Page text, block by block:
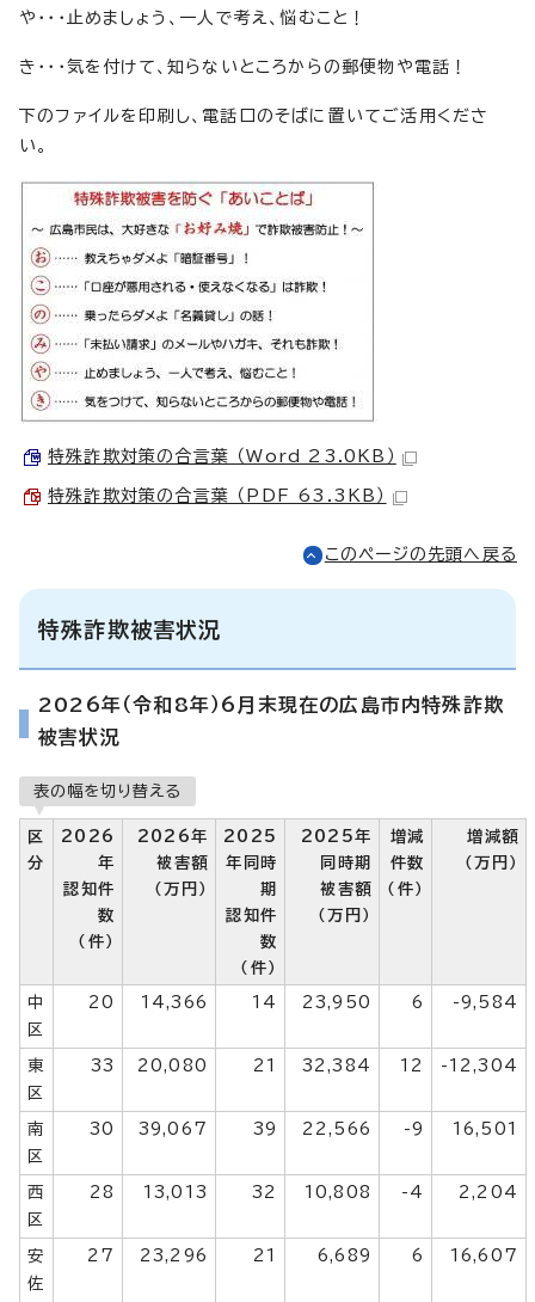
や・・・止めましょう、一人で考え、悩むこと！
き・・・気を付けて、知らないところからの郵便物や電話！
下のファイルを印刷し、電話口のそばに置いてご活用くださ
い。
特殊詐欺対策の合言葉 （Word 23.0KB）
特殊詐欺対策の合言葉 （PDF 63.3KB）
このページの先頭へ戻る
特殊詐欺被害状況
2026年（令和8年）6月末現在の広島市内特殊詐欺
被害状況
表の幅を切り替える
区
分
2026
年
認知件
数
（件）
2026年
被害額
（万円）
2025
年同時
期
認知件
数
（件）
2025年
同時期
被害額
（万円）
増減
件数
（件）
増減額
（万円）
中
区
20 14,366 14 23,950 6 -9,584
東
区
33 20,080 21 32,384 12 -12,304
南
区
30 39,067 39 22,566 -9 16,501
西
区
28 13,013 32 10,808 -4 2,204
安
佐
27 23,296 21 6,689 6 16,607